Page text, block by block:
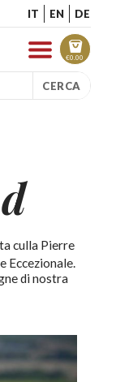
IT EN DE
€0.00
CERCA
culla Pierre
Eccezionale.
di nostra